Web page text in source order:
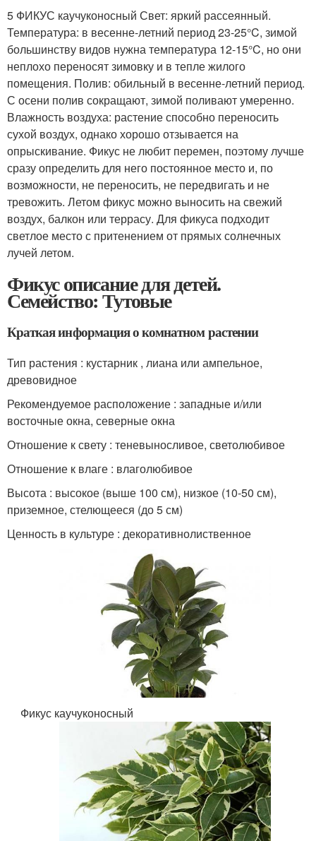
5 ФИКУС каучуконосный Свет: яркий рассеянный.
Температура: в весенне-летний период 23-25°C, зимой
большинству видов нужна температура 12-15°C, но они
неплохо переносят зимовку и в тепле жилого
помещения. Полив: обильный в весенне-летний период.
С осени полив сокращают, зимой поливают умеренно.
Влажность воздуха: растение способно переносить
сухой воздух, однако хорошо отзывается на
опрыскивание. Фикус не любит перемен, поэтому лучше
сразу определить для него постоянное место и, по
возможности, не переносить, не передвигать и не
тревожить. Летом фикус можно выносить на свежий
воздух, балкон или террасу. Для фикуса подходит
светлое место с притенением от прямых солнечных
лучей летом.
Фикус описание для детей.
Семейство: Тутовые
Краткая информация о комнатном растении
Тип растения : кустарник , лиана или ампельное,
древовидное
Рекомендуемое расположение : западные и/или
восточные окна, северные окна
Отношение к свету : теневыносливое, светолюбивое
Отношение к влаге : влаголюбивое
Высота : высокое (выше 100 см), низкое (10-50 см),
приземное, стелющееся (до 5 см)
Ценность в культуре : декоративнолиственное
Фикус каучуконосный